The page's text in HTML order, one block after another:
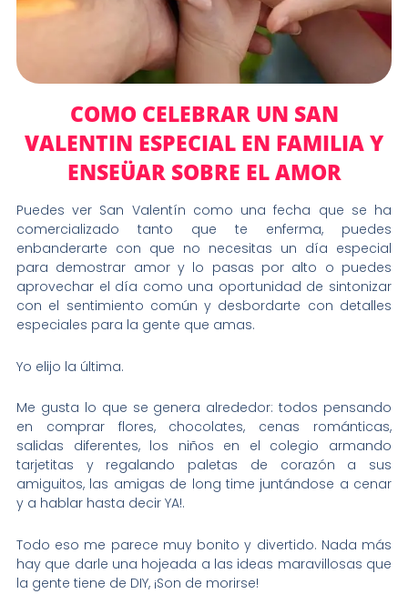
COMO CELEBRAR UN SAN
VALENTIN ESPECIAL EN FAMILIA Y
ENSEÜAR SOBRE EL AMOR
Puedes ver San Valentín como una fecha que se ha
comercializado tanto que te enferma, puedes
enbanderarte con que no necesitas un día especial
para demostrar amor y lo pasas por alto o puedes
aprovechar el día como una oportunidad de sintonizar
con el sentimiento común y desbordarte con detalles
especiales para la gente que amas.
Yo elijo la última.
Me gusta lo que se genera alrededor: todos pensando
en comprar flores, chocolates, cenas románticas,
salidas diferentes, los niños en el colegio armando
tarjetitas y regalando paletas de corazón a sus
amiguitos, las amigas de long time juntándose a cenar
y a hablar hasta decir YA!.
Todo eso me parece muy bonito y divertido. Nada más
hay que darle una hojeada a las ideas maravillosas que
la gente tiene de DIY, ¡Son de morirse!